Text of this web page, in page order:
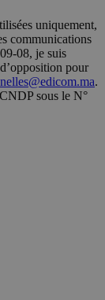
uniquement,
communications
08, je suis
pour
.
sous le N°